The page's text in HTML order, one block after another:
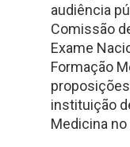
audiência
Comissão
Exame
Formação
instituição
Medicina no